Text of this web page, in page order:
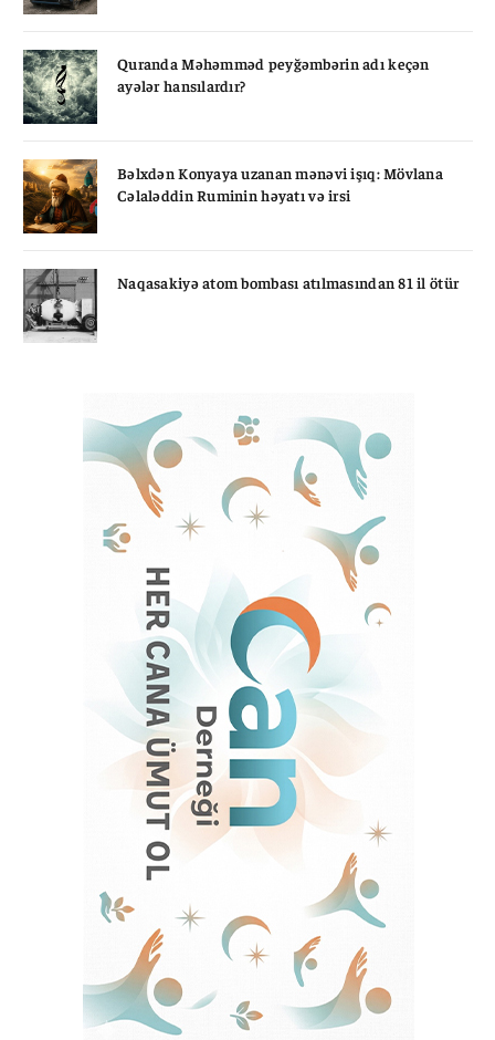
Quranda Məhəmməd peyğəmbərin adı keçən
ayələr hansılardır?
Bəlxdən Konyaya uzanan mənəvi işıq: Mövlana
Cəlaləddin Ruminin həyatı və irsi
Naqasakiyə atom bombası atılmasından 81 il ötür